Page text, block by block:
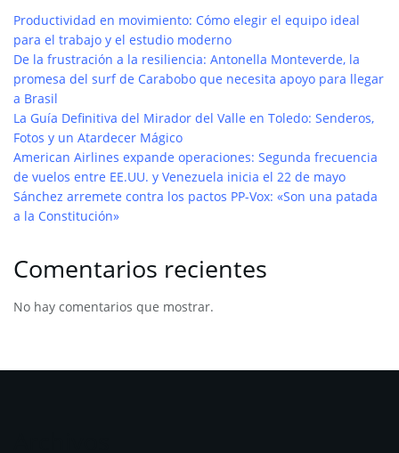
Productividad en movimiento: Cómo elegir el equipo ideal
para el trabajo y el estudio moderno
De la frustración a la resiliencia: Antonella Monteverde, la
promesa del surf de Carabobo que necesita apoyo para llegar
a Brasil
La Guía Definitiva del Mirador del Valle en Toledo: Senderos,
Fotos y un Atardecer Mágico
American Airlines expande operaciones: Segunda frecuencia
de vuelos entre EE.UU. y Venezuela inicia el 22 de mayo
Sánchez arremete contra los pactos PP-Vox: «Son una patada
a la Constitución»
Comentarios recientes
No hay comentarios que mostrar.